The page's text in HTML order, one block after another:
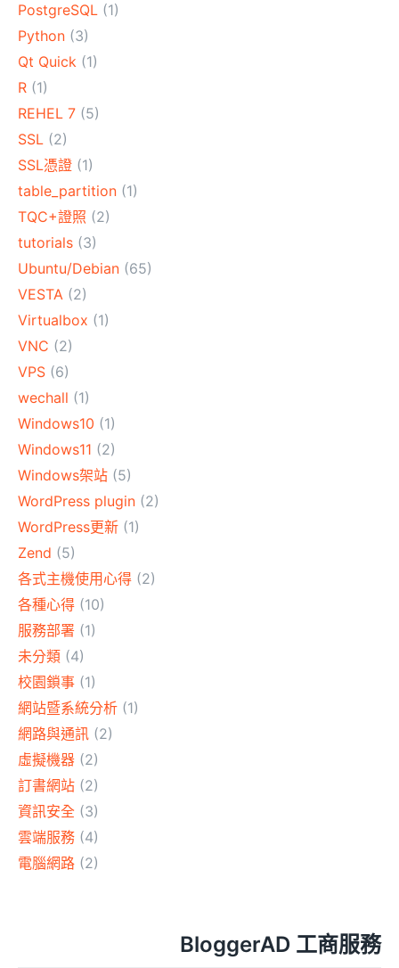
PostgreSQL (1)
Python (3)
Qt Quick (1)
R (1)
REHEL 7 (5)
SSL (2)
SSL憑證 (1)
table_partition (1)
TQC+證照 (2)
tutorials (3)
Ubuntu/Debian (65)
VESTA (2)
Virtualbox (1)
VNC (2)
VPS (6)
wechall (1)
Windows10 (1)
Windows11 (2)
Windows架站 (5)
WordPress plugin (2)
WordPress更新 (1)
Zend (5)
各式主機使用心得 (2)
各種心得 (10)
服務部署 (1)
未分類 (4)
校園鎖事 (1)
網站暨系統分析 (1)
網路與通訊 (2)
虛擬機器 (2)
訂書網站 (2)
資訊安全 (3)
雲端服務 (4)
電腦網路 (2)
BloggerAD 工商服務